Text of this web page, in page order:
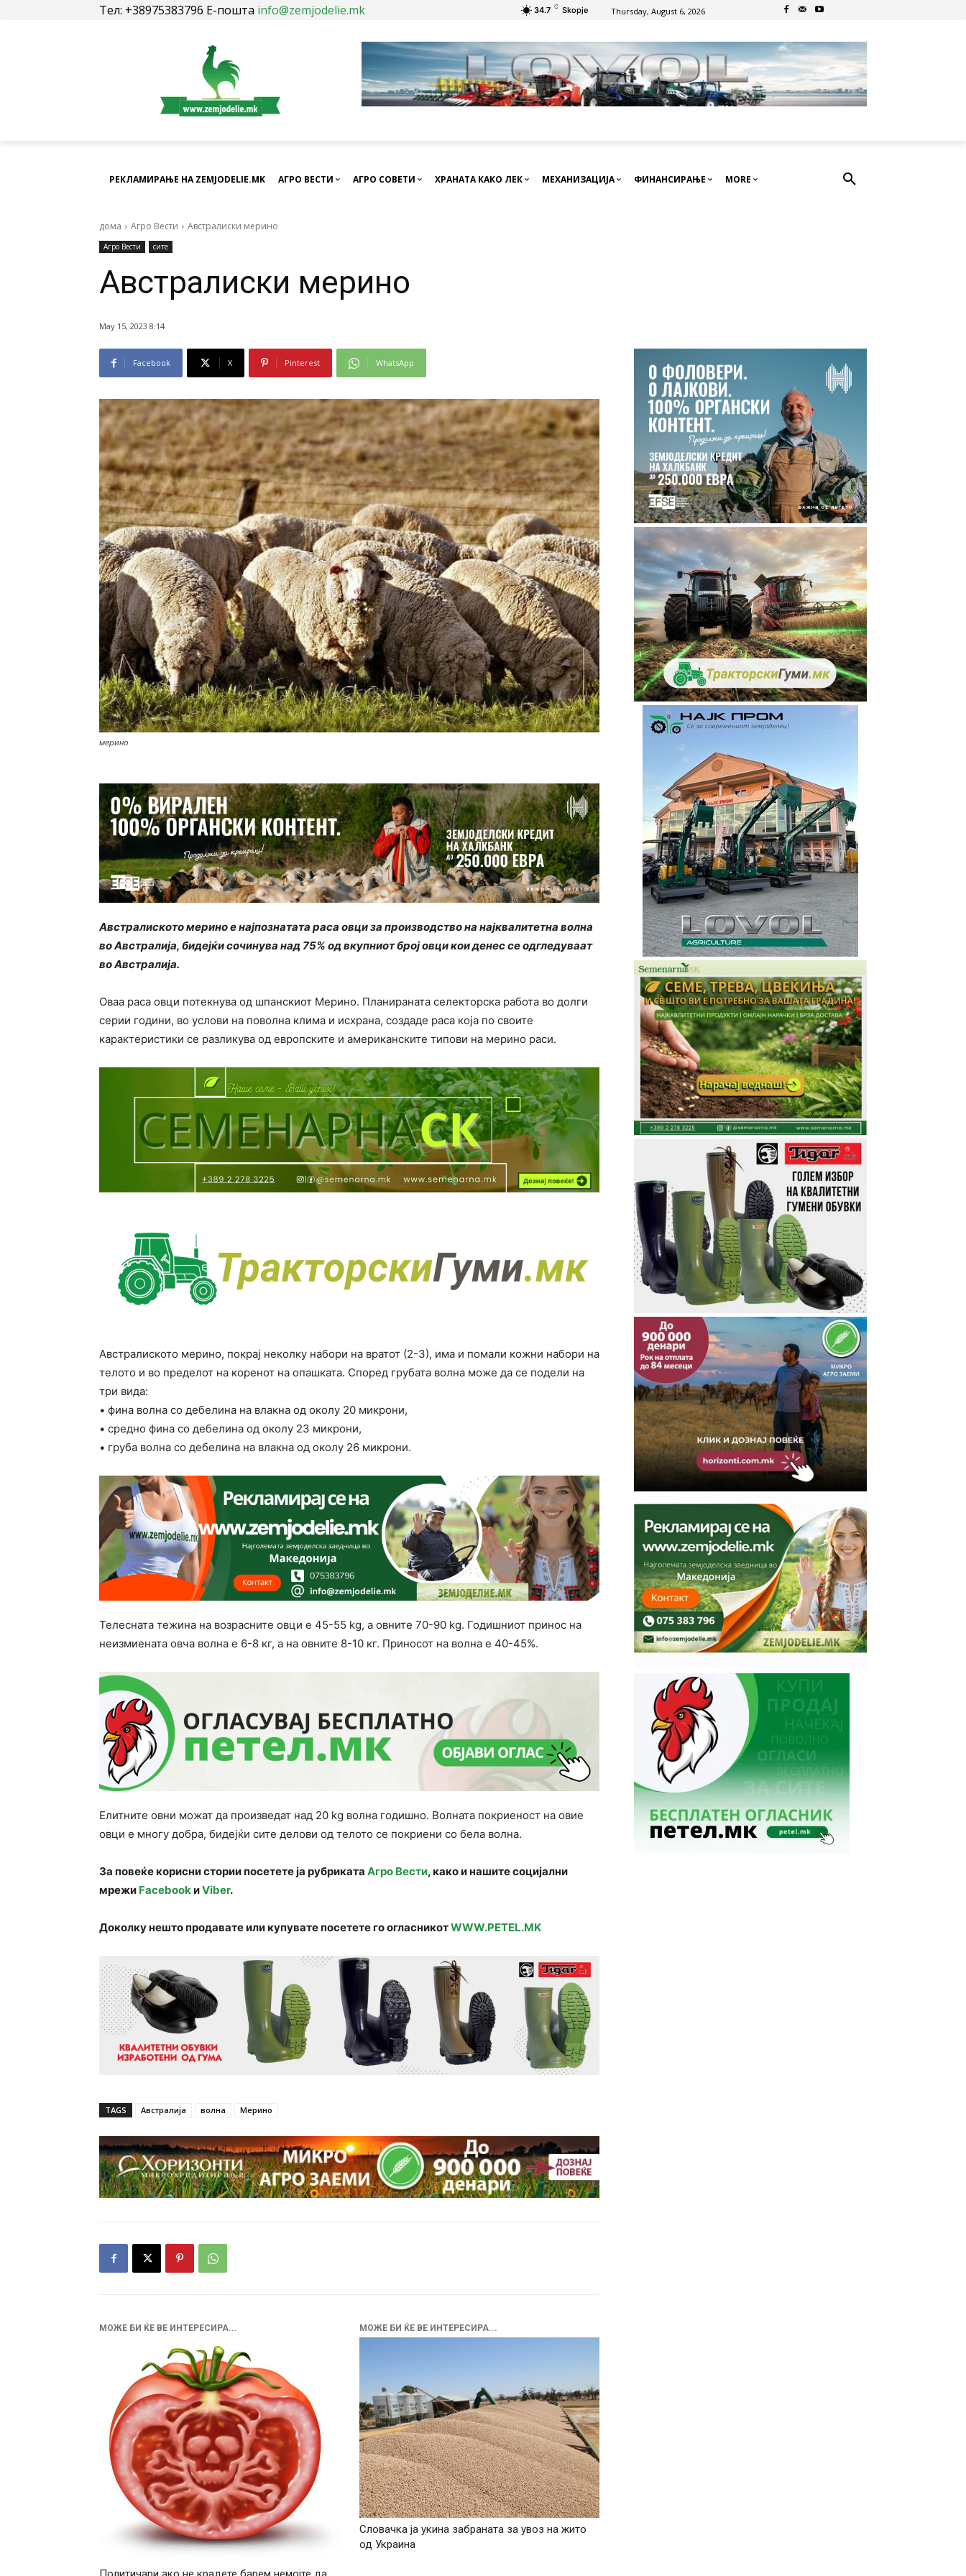
Тел: +38975383796 Е-пошта info@zemjodelie.mk 34.7 C Skopje Thursday, August 6, 2026
РЕКЛАМИРАЊЕ НА ZEMJODELIE.MK АГРО ВЕСТИ АГРО СОВЕТИ ХРАНАТА КАКО ЛЕК МЕХАНИЗАЦИЈА ФИНАНСИРАЊЕ MORE
дома Агро Вести Австралиски мерино
Агро Вести сите
Австралиски мерино
May 15, 2023 8:14
Facebook X Pinterest WhatsApp
мерино
Австралиското мерино е најпознатата раса овци за производство на најквалитетна волна
во Австралија, бидејќи сочинува над 75% од вкупниот број овци кои денес се одгледуваат
во Австралија.
Оваа раса овци потекнува од шпанскиот Мерино. Планираната селекторска работа во долги
серии години, во услови на поволна клима и исхрана, создаде раса која по своите
карактеристики се разликува од европските и американските типови на мерино раси.
Австралиското мерино, покрај неколку набори на вратот (2-3), има и помали кожни набори на
телото и во пределот на коренот на опашката. Според грубата волна може да се подели на
три вида:
• фина волна со дебелина на влакна од околу 20 микрони,
• средно фина со дебелина од околу 23 микрони,
• груба волна со дебелина на влакна од околу 26 микрони.
Телесната тежина на возрасните овци е 45-55 kg, а овните 70-90 kg. Годишниот принос на
неизмиената овча волна е 6-8 кг, а на овните 8-10 кг. Приносот на волна е 40-45%.
Елитните овни можат да произведат над 20 kg волна годишно. Волната покриеност на овие
овци е многу добра, бидејќи сите делови од телото се покриени со бела волна.
За повеќе корисни стории посетете ја рубриката Агро Вести, како и нашите социјални
мрежи FacebookиViber.
Доколку нешто продавате или купувате посетете го огласникотWWW.PETEL.MK
TAGS Австралија волна Мерино
МОЖЕ БИ ЌЕ ВЕ ИНТЕРЕСИРА... МОЖЕ БИ ЌЕ ВЕ ИНТЕРЕСИРА...
Словачка ја укина забраната за увоз на жито
од Украина